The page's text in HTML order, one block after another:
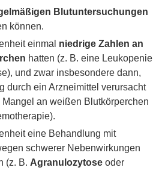
Blutuntersuchungen
können.
einmal niedrige Zahlen an
hatten (z. B. eine Leukopenie
und zwar insbesondere dann,
durch ein Arzneimittel verursacht
an weißen Blutkörperchen
eine Behandlung mit
schwerer Nebenwirkungen
(z. B. Agranulozytose oder